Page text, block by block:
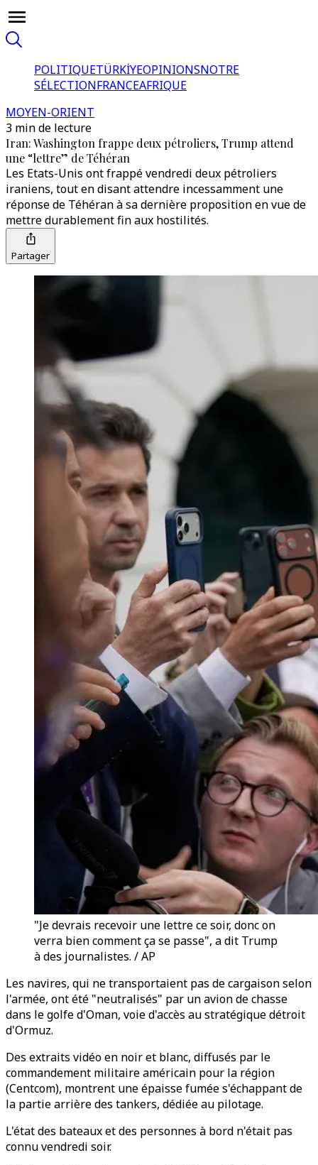
POLITIQUETÜRKİYEOPINIONSNOTRE
SÉLECTIONFRANCEAFRIQUE
MOYEN-ORIENT
3 min de lecture
Iran: Washington frappe deux pétroliers, Trump attend
une “lettre” de Téhéran
Les Etats-Unis ont frappé vendredi deux pétroliers
iraniens, tout en disant attendre incessamment une
réponse de Téhéran à sa dernière proposition en vue de
mettre durablement fin aux hostilités.
Partager
"Je devrais recevoir une lettre ce soir, donc on
verra bien comment ça se passe", a dit Trump
à des journalistes. / AP
Les navires, qui ne transportaient pas de cargaison selon
l'armée, ont été "neutralisés" par un avion de chasse
dans le golfe d'Oman, voie d'accès au stratégique détroit
d'Ormuz.
Des extraits vidéo en noir et blanc, diffusés par le
commandement militaire américain pour la région
(Centcom), montrent une épaisse fumée s'échappant de
la partie arrière des tankers, dédiée au pilotage.
L'état des bateaux et des personnes à bord n'était pas
connu vendredi soir.